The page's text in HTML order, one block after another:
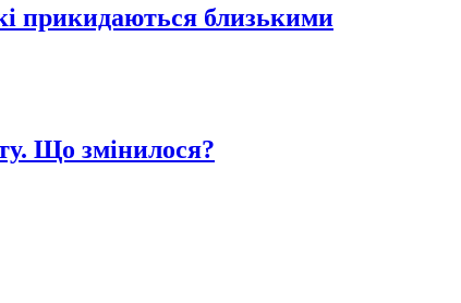
прикидаються близькими
Що змінилося?